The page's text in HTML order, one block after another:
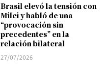
Brasil elevó la tensión con
Milei y habló de una
“provocación sin
precedentes” en la
relación bilateral
27/07/2026